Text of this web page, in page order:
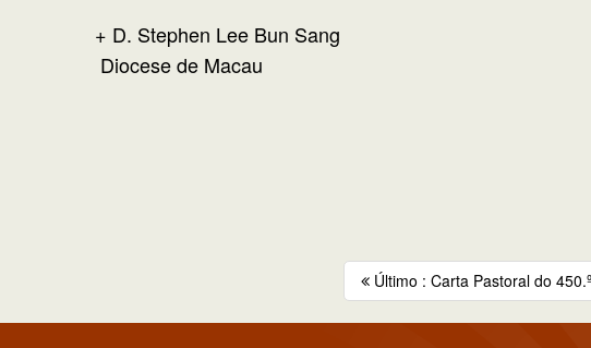
+ D. Stephen Lee Bun Sang
Diocese de Macau
Último : Carta Pastoral do